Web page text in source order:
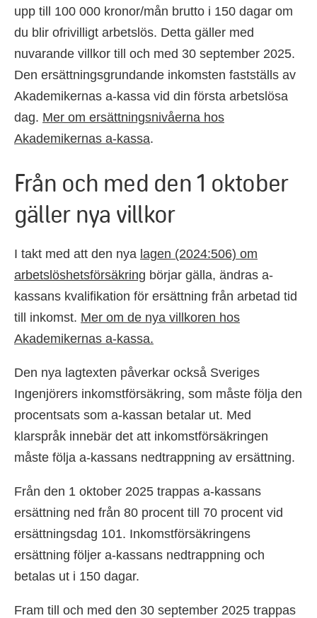
upp till 100 000 kronor/mån brutto i 150 dagar om
du blir ofrivilligt arbetslös. Detta gäller med
nuvarande villkor till och med 30 september 2025.
Den ersättningsgrundande inkomsten fastställs av
Akademikernas a-kassa vid din första arbetslösa
dag. Mer om ersättningsnivåerna hos
Akademikernas a-kassa.
Från och med den 1 oktober
gäller nya villkor
I takt med att den nya lagen (2024:506) om
arbetslöshetsförsäkring börjar gälla, ändras a-
kassans kvalifikation för ersättning från arbetad tid
till inkomst. Mer om de nya villkoren hos
Akademikernas a-kassa.
Den nya lagtexten påverkar också Sveriges
Ingenjörers inkomstförsäkring, som måste följa den
procentsats som a-kassan betalar ut. Med
klarspråk innebär det att inkomstförsäkringen
måste följa a-kassans nedtrappning av ersättning.
Från den 1 oktober 2025 trappas a-kassans
ersättning ned från 80 procent till 70 procent vid
ersättningsdag 101. Inkomstförsäkringens
ersättning följer a-kassans nedtrappning och
betalas ut i 150 dagar.
Fram till och med den 30 september 2025 trappas